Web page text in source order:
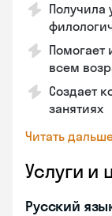
Получила
Помогает
всем
Создает
занятиях
Читать
Услуги и
Русский